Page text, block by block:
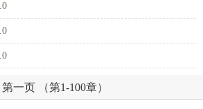
一页 （第1-100章）